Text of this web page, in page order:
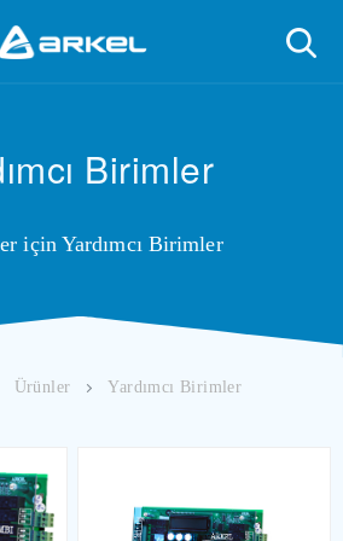
Birimler
için Yardımcı Birimler
Ürünler Yardımcı Birimler